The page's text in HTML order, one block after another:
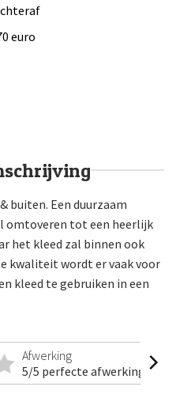
euro
buiten. Een duurzaam
omtoveren tot een heerlijk
het kleed zal binnen ook
kwaliteit wordt er vaak voor
kleed te gebruiken in een
Afwerking
5/5 perfecte afwerking